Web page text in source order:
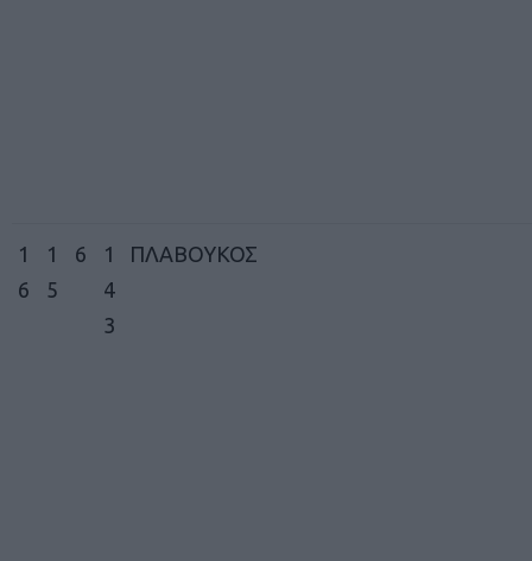
1
6
1
5
6
1
4
3
ΠΛΑΒΟΥΚΟΣ